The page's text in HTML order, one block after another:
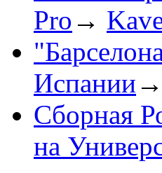
Pro →
Испании →
Сборная
на